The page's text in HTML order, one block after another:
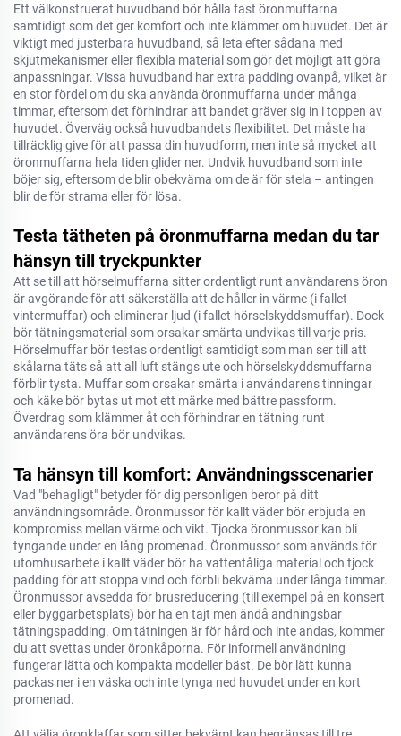
Ett välkonstruerat huvudband bör hålla fast öronmuffarna
samtidigt som det ger komfort och inte klämmer om huvudet. Det är
viktigt med justerbara huvudband, så leta efter sådana med
skjutmekanismer eller flexibla material som gör det möjligt att göra
anpassningar. Vissa huvudband har extra padding ovanpå, vilket är
en stor fördel om du ska använda öronmuffarna under många
timmar, eftersom det förhindrar att bandet gräver sig in i toppen av
huvudet. Överväg också huvudbandets flexibilitet. Det måste ha
tillräcklig give för att passa din huvudform, men inte så mycket att
öronmuffarna hela tiden glider ner. Undvik huvudband som inte
böjer sig, eftersom de blir obekväma om de är för stela – antingen
blir de för strama eller för lösa.
Testa tätheten på öronmuffarna medan du tar
hänsyn till tryckpunkter
Att se till att hörselmuffarna sitter ordentligt runt användarens öron
är avgörande för att säkerställa att de håller in värme (i fallet
vintermuffar) och eliminerar ljud (i fallet hörselskyddsmuffar). Dock
bör tätningsmaterial som orsakar smärta undvikas till varje pris.
Hörselmuffar bör testas ordentligt samtidigt som man ser till att
skålarna täts så att all luft stängs ute och hörselskyddsmuffarna
förblir tysta. Muffar som orsakar smärta i användarens tinningar
och käke bör bytas ut mot ett märke med bättre passform.
Överdrag som klämmer åt och förhindrar en tätning runt
användarens öra bör undvikas.
Ta hänsyn till komfort: Användningsscenarier
Vad "behagligt" betyder för dig personligen beror på ditt
användningsområde. Öronmussor för kallt väder bör erbjuda en
kompromiss mellan värme och vikt. Tjocka öronmussor kan bli
tyngande under en lång promenad. Öronmussor som används för
utomhusarbete i kallt väder bör ha vattentåliga material och tjock
padding för att stoppa vind och förbli bekväma under långa timmar.
Öronmussor avsedda för brusreducering (till exempel på en konsert
eller byggarbetsplats) bör ha en tajt men ändå andningsbar
tätningspadding. Om tätningen är för hård och inte andas, kommer
du att svettas under öronkåporna. För informell användning
fungerar lätta och kompakta modeller bäst. De bör lätt kunna
packas ner i en väska och inte tynga ned huvudet under en kort
promenad.